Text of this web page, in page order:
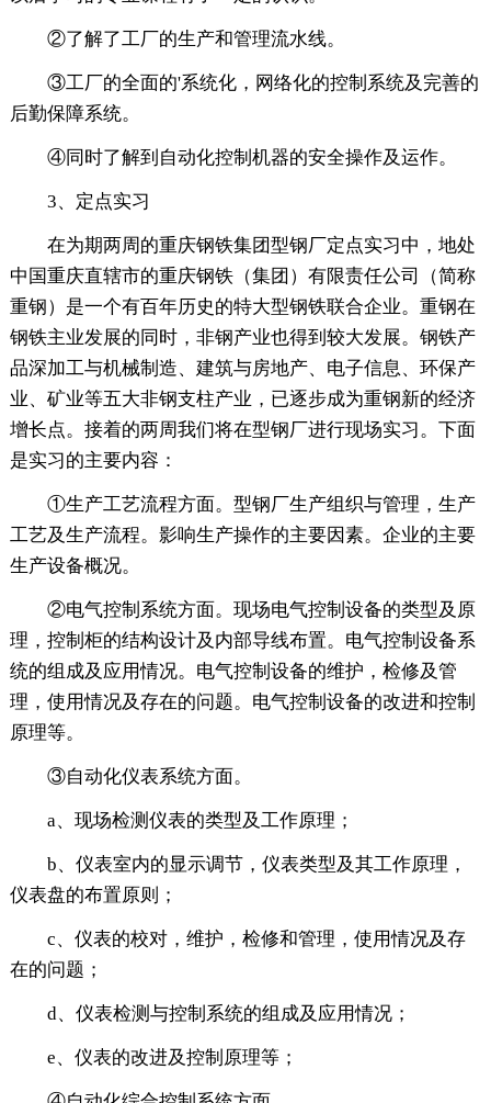
②了解了工厂的生产和管理流水线。
③工厂的全面的'系统化，网络化的控制系统及完善的
后勤保障系统。
④同时了解到自动化控制机器的安全操作及运作。
3、定点实习
在为期两周的重庆钢铁集团型钢厂定点实习中，地处
中国重庆直辖市的重庆钢铁（集团）有限责任公司（简称
重钢）是一个有百年历史的特大型钢铁联合企业。重钢在
钢铁主业发展的同时，非钢产业也得到较大发展。钢铁产
品深加工与机械制造、建筑与房地产、电子信息、环保产
业、矿业等五大非钢支柱产业，已逐步成为重钢新的经济
增长点。接着的两周我们将在型钢厂进行现场实习。下面
是实习的主要内容：
①生产工艺流程方面。型钢厂生产组织与管理，生产
工艺及生产流程。影响生产操作的主要因素。企业的主要
生产设备概况。
②电气控制系统方面。现场电气控制设备的类型及原
理，控制柜的结构设计及内部导线布置。电气控制设备系
统的组成及应用情况。电气控制设备的维护，检修及管
理，使用情况及存在的问题。电气控制设备的改进和控制
原理等。
③自动化仪表系统方面。
a、现场检测仪表的类型及工作原理；
b、仪表室内的显示调节，仪表类型及其工作原理，
仪表盘的布置原则；
c、仪表的校对，维护，检修和管理，使用情况及存
在的问题；
d、仪表检测与控制系统的组成及应用情况；
e、仪表的改进及控制原理等；